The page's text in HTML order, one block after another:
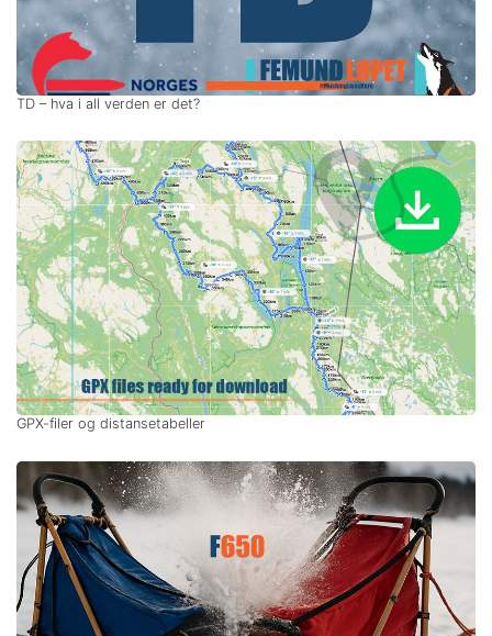
TD – hva i all verden er det?
GPX-filer og distansetabeller